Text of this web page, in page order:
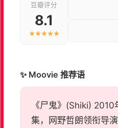
豆瓣评分
8.1
★★★★★
✨ Moovie 推荐语
《尸鬼》(Shiki) 2010
集，网野哲朗领衔导